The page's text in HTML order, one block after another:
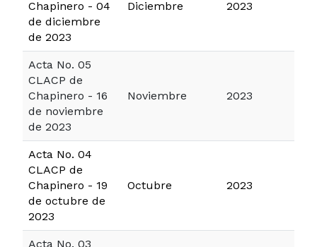
Chapinero - 04
de diciembre
de 2023
Diciembre 2023
Acta No. 05
CLACP de
Chapinero - 16
de noviembre
de 2023
Noviembre 2023
Acta No. 04
CLACP de
Chapinero - 19
de octubre de
2023
Octubre 2023
Acta No. 03